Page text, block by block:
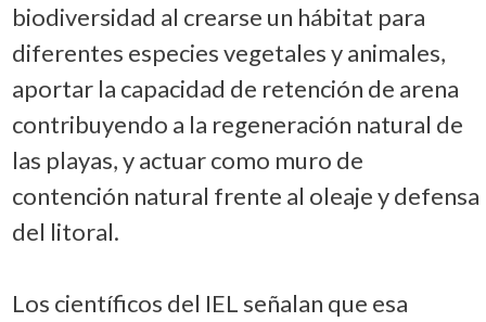
biodiversidad al crearse un hábitat para
diferentes especies vegetales y animales,
aportar la capacidad de retención de arena
contribuyendo a la regeneración natural de
las playas, y actuar como muro de
contención natural frente al oleaje y defensa
del litoral.
Los científicos del IEL señalan que esa